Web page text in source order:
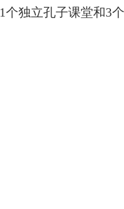
1个独立孔子课堂和3